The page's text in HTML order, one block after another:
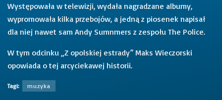
Występowała w telewizji, wydała nagradzane albumy,
wypromowała kilka przebojów, a jedną z piosenek napisał
dla niej nawet sam Andy Sumnmers z zespołu The Police.
W tym odcinku „Z opolskiej estrady” Maks Wieczorski
opowiada o tej arcyciekawej historii.
Tagi: muzyka